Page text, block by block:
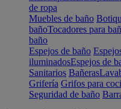
de ropa
Muebles de baño
bañoTocadores para
baño
Espejos de baño
iluminadosEspejos de
Sanitarios Bañeras
Grifería Grifos para
Seguridad de baño